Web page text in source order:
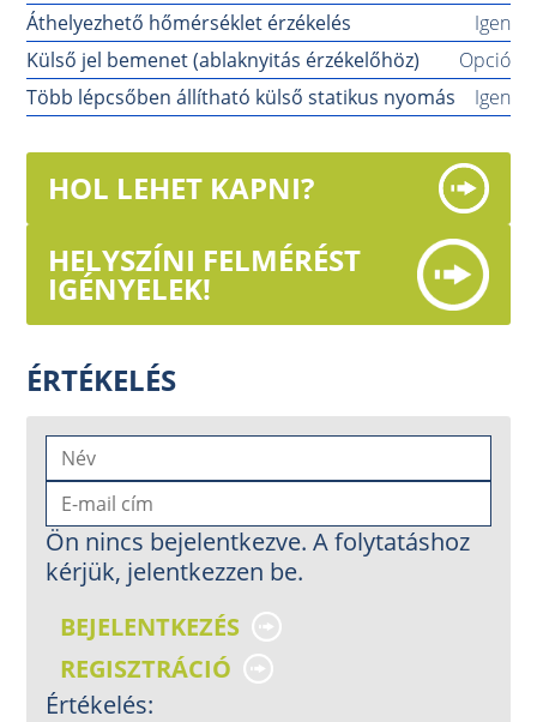
Áthelyezhető hőmérséklet érzékelés
Igen
Külső jel bemenet (ablaknyitás érzékelőhöz)
Opció
Több lépcsőben állítható külső statikus nyomás
Igen
HOL LEHET KAPNI?
HELYSZÍNI FELMÉRÉST
IGÉNYELEK!
ÉRTÉKELÉS
Ön nincs bejelentkezve. A folytatáshoz
kérjük, jelentkezzen be.
BEJELENTKEZÉS
REGISZTRÁCIÓ
Értékelés: